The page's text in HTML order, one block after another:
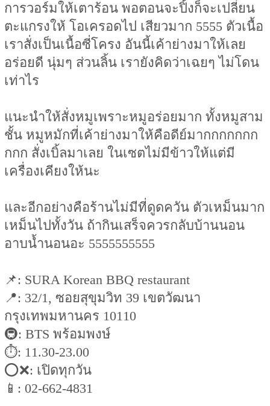
การวอร์มให้เตาร้อน พอตอนจะปิ้งก็จะเปลี่ยน
ตะแกรงให้ โอเครอดไป เสียวมาก 5555 ตัวเนื้อ
เราสั่งเป็นเนื้อซี่โครง อันนี้เค้าย่างมาให้เลย
อร่อยดี นุ่มๆ ส่วนลิ้น เรายังคิดว่าเฉยๆ ไม่โดน
เท่าไร
แนะนำให้สั่งหมูเพราะหมูอร่อยมาก ทั้งหมูสาม
ชั้น หมูหมักที่เค้าย่างมาให้คือดีย์มากกกกกกก
กกก สั่งเบิ้ลมาเลย ในเซตไม่มีข้าวให้แต่มี
เครื่องเคียงให้นะ
และอีกอย่างคือร้านไม่มีที่ดูดควัน ตัวเหม็นมาก
เหม็นไปทั้งวัน ถ้ากินเสร็จควรกลับบ้านนอน
อาบน้ำนอนอะ 5555555555
📌: SURA Korean BBQ restaurant
📍: 32/1, ซอยสุขุมวิท 39 เขตวัฒนา
กรุงเทพมหานคร 10110
🚇: BTS พร้อมพงษ์
⏱: 11.30-23.00
⭕️❌: เปิดทุกวัน
📱: 02-662-4831